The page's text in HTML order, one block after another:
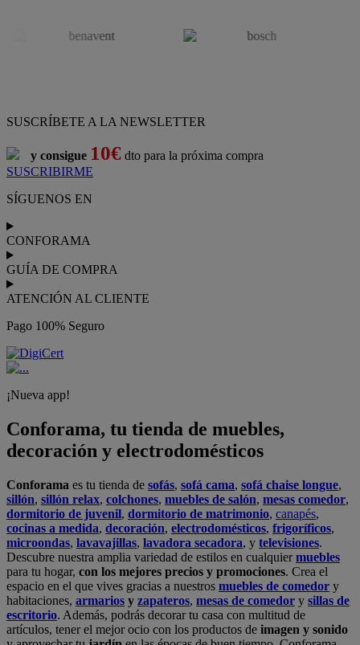
SUSCRÍBETE A LA NEWSLETTER
y consigue 10€ dto para la próxima compra
SUSCRIBIRME
SÍGUENOS EN
CONFORAMA
GUÍA DE COMPRA
ATENCIÓN AL CLIENTE
Pago 100% Seguro
¡Nueva app!
Conforama, tu tienda de muebles,
decoración y electrodomésticos
Conforama es tu tienda de sofás, sofá cama, sofá chaise longue,
sillón, sillón relax, colchones, muebles de salón, mesas comedor,
dormitorio de juvenil, dormitorio de matrimonio, canapés,
cocinas a medida, decoración, electrodomésticos, frigoríficos,
microondas, lavavajillas, lavadora secadora, y televisiones.
Descubre nuestra amplia variedad de estilos en cualquiermuebles
para tu hogar, con los mejores precios y promociones. Crea el
espacio en el que vives gracias a nuestros muebles de comedor y
habitaciones, armarios y zapateros, mesas de comedor y sillas de
escritorio. Además, podrás decorar tu casa con multitud de
artículos, tener el mejor ocio con los productos de imagen y sonido